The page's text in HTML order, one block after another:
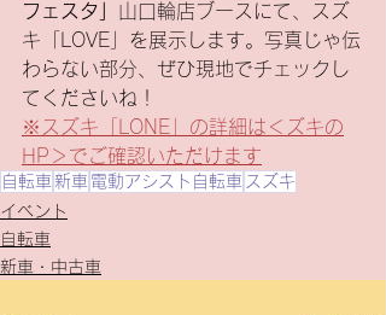
フェスタ」 山口輪店ブースにて、スズ
キ「LOVE」を展示します。写真じゃ伝
わらない部分、ぜひ現地でチェックし
てくださいね！
※スズキ「LONE」の詳細は＜ズキの
HP＞でご確認いただけます
自転車 新車 電動アシスト自転車 スズキ
イベント
自転車
新車・中古車